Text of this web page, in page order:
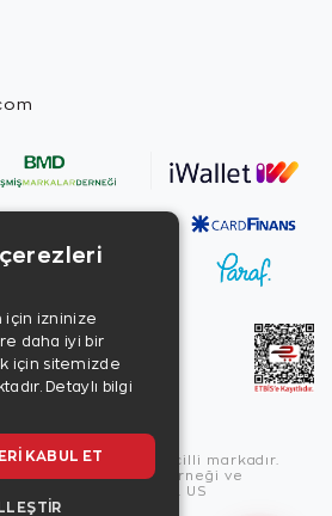
Zen Diamond tescilli markadır.
Birleşmiş Markalar Derneği ve
Programı üyesidir. US
için izninize
daha iyi bir
için sitemizde
Detaylı bilgi
KABUL ET